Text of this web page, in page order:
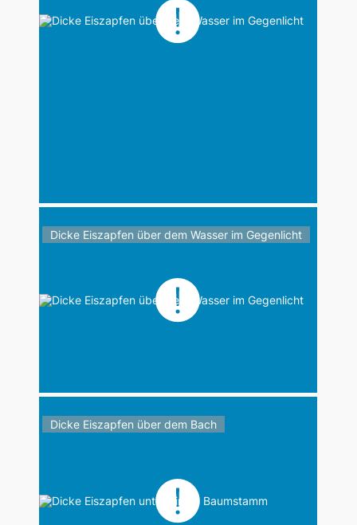
Dicke Eiszapfen über dem Wasser im Gegenlicht
Dicke Eiszapfen über dem Bach